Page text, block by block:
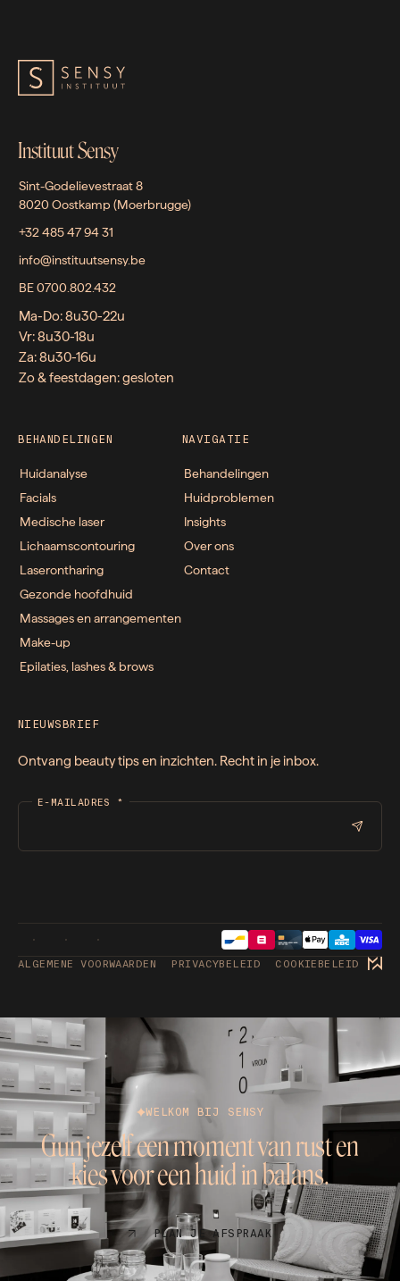
Instituut Sensy
Sint-Godelievestraat 8
8020 Oostkamp (Moerbrugge)
+32 485 47 94 31
info@instituutsensy.be
BE 0700.802.432
Ma-Do: 8u30-22u
Vr: 8u30-18u
Za: 8u30-16u
Zo & feestdagen: gesloten
BEHANDELINGEN
Huidanalyse
Facials
Medische laser
Lichaamscontouring
Laserontharing
Gezonde hoofdhuid
Massages en arrangementen
Make-up
Epilaties, lashes & brows
NAVIGATIE
Behandelingen
Huidproblemen
Insights
Over ons
Contact
NIEUWSBRIEF
Ontvang beauty tips en inzichten. Recht in je inbox.
E-MAILADRES *
ALGEMENE VOORWAARDEN PRIVACYBELEID COOKIEBELEID
WELKOM BIJ SENSY
Gun jezelf een moment van rust en
kies voor een huid in balans.
PLAN JE AFSPRAAK